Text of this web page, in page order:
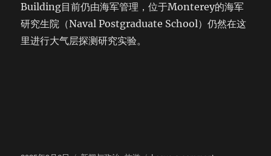
Building目前仍由海军管理，位于Monterey的海军
研究生院（Naval Postgraduate School）仍然在这
里进行大气层探测研究实验。